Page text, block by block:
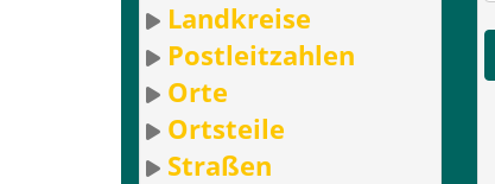
Landkreise
Postleitzahlen
Orte
Ortsteile
Straßen